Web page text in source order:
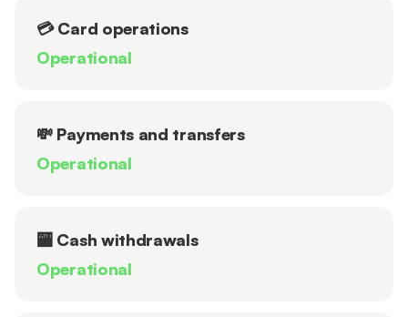
💳 Card operations
Operational
💸 Payments and transfers
Operational
🏧 Cash withdrawals
Operational